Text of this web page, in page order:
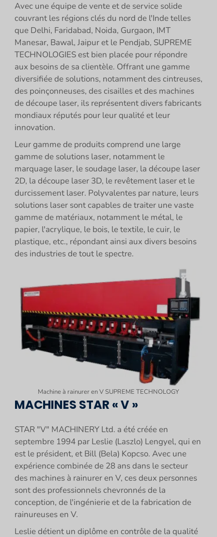
Avec une équipe de vente et de service solide
couvrant les régions clés du nord de l'Inde telles
que Delhi, Faridabad, Noida, Gurgaon, IMT
Manesar, Bawal, Jaipur et le Pendjab, SUPREME
TECHNOLOGIES est bien placée pour répondre
aux besoins de sa clientèle. Offrant une gamme
diversifiée de solutions, notamment des cintreuses,
des poinçonneuses, des cisailles et des machines
de découpe laser, ils représentent divers fabricants
mondiaux réputés pour leur qualité et leur
innovation.
Leur gamme de produits comprend une large
gamme de solutions laser, notamment le
marquage laser, le soudage laser, la découpe laser
2D, la découpe laser 3D, le revêtement laser et le
durcissement laser. Polyvalentes par nature, leurs
solutions laser sont capables de traiter une vaste
gamme de matériaux, notamment le métal, le
papier, l'acrylique, le bois, le textile, le cuir, le
plastique, etc., répondant ainsi aux divers besoins
des industries de tout le spectre.
Machine à rainurer en V SUPREME TECHNOLOGY
MACHINES STAR « V »
STAR "V" MACHINERY Ltd. a été créée en
septembre 1994 par Leslie (Laszlo) Lengyel, qui en
est le président, et Bill (Bela) Kopcso. Avec une
expérience combinée de 28 ans dans le secteur
des machines à rainurer en V, ces deux personnes
sont des professionnels chevronnés de la
conception, de l'ingénierie et de la fabrication de
rainureuses en V.
Leslie détient un diplôme en contrôle de la qualité